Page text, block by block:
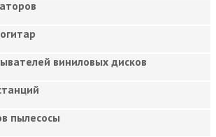
виниловых дисков
пылесосы